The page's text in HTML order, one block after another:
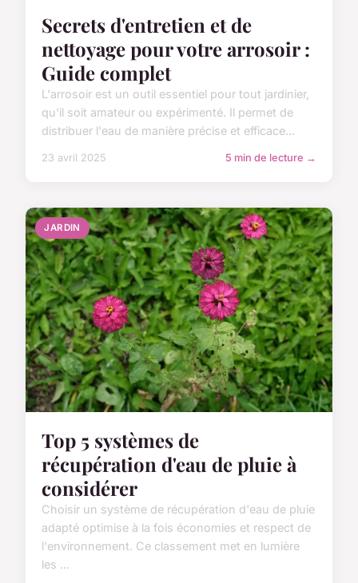
Secrets d'entretien et de
nettoyage pour votre arrosoir :
Guide complet
L'arrosoir est un outil essentiel pour tout jardinier,
qu'il soit amateur ou expérimenté. Il permet de
distribuer l'eau de manière précise et efficace...
23 avril 2025 5 min de lecture →
JARDIN
Top 5 systèmes de
récupération d'eau de pluie à
considérer
Choisir un système de récupération d'eau de pluie
adapté optimise à la fois économies et respect de
l'environnement. Ce classement met en lumière
les ...